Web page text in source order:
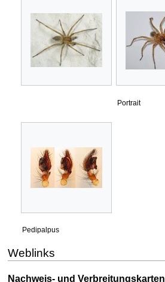
Portrait
Pedipalpus
Weblinks
Nachweis- und Verbreitungskarten